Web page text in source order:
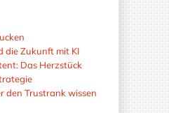
die Zukunft mit KI
Das Herzstück
den Trustrank wissen